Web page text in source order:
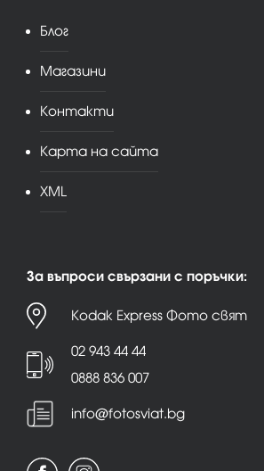
Блог
Магазини
Контакти
Карта на сайта
XML
За въпроси свързани с поръчки:
Kodak Express Фото свят
02 943 44 44
0888 836 007
info@fotosviat.bg